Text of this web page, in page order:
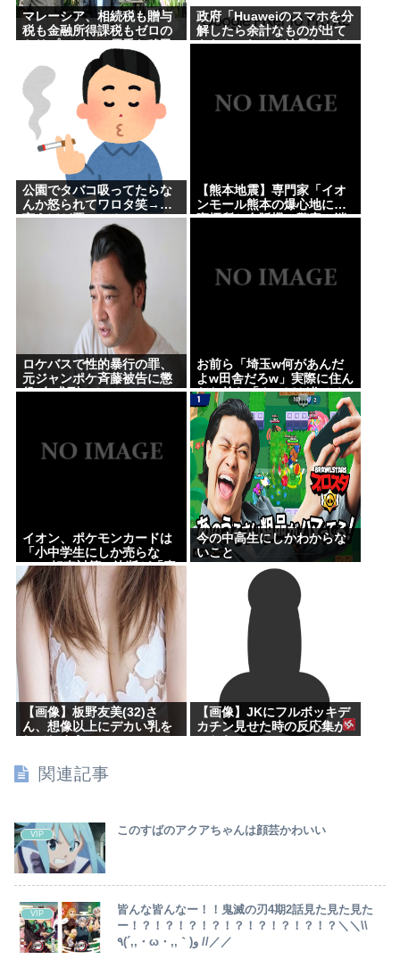
マレーシア、相続税も贈与
税も金融所得課税もゼロの
トリプルゼロで優秀な移民
を海外から集めてしまう…
政府「Huaweiのスマホを分
解したら余計なものが出て
きた」これって結局なんだ
公園でタバコ吸ってたらな
んか怒られてワロタ笑→…
言うほど悪いか？
【熊本地震】専門家「イオ
ンモール熊本の爆心地に…
喫煙所と自販機」警察・消
ロケバスで性的暴行の罪、
元ジャンポケ斉藤被告に懲
役7年求刑⇒！
お前ら「埼玉w何があんだ
よw田舎だろw」実際に住ん
だお前ら「クソほど住みや
すい困ることねえじゃん」
イオン、ポケモンカードは
「小中学生にしか売らな
い」 転売対策の決断が「素
晴らしい」
今の中高生にしかわからな
いこと
【画像】板野友美(32)さ
ん、想像以上にデカい乳を
してしまうwww
【画像】JKにフルボッキデ
カチン見せた時の反応集が
こちらww
関連記事
VIP このすばのアクアちゃんは顔芸かわいい
VIP
皆んな皆んなー！！鬼滅の刃4期2話見た見た見た
ー！？！？！？！？！？！？！？！？！？＼＼\\
٩(´,,・ω・,,｀)و //／／